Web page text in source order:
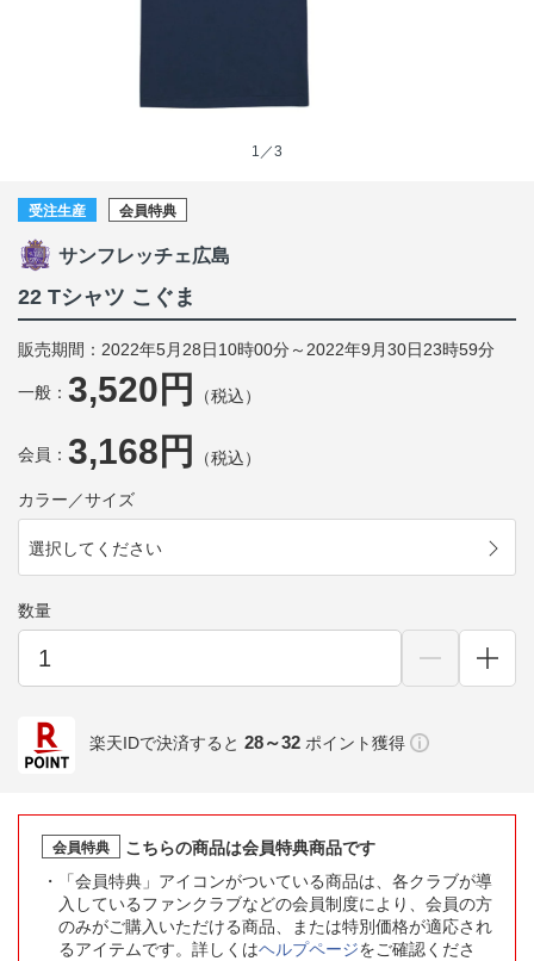
1／3
受注生産 会員特典
サンフレッチェ広島
22 Tシャツ こぐま
販売期間：2022年5月28日10時00分～2022年9月30日23時59分
一般： 3,520円 （税込）
会員： 3,168円 （税込）
カラー／サイズ
選択してください
数量
楽天IDで決済すると 28～32 ポイント獲得
会員特典
こちらの商品は会員特典商品です
「会員特典」アイコンがついている商品は、各クラブが導
入しているファンクラブなどの会員制度により、会員の方
のみがご購入いただける商品、または特別価格が適応され
るアイテムです。詳しくはヘルプページをご確認くださ